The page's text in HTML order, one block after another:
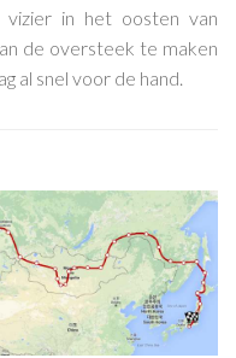
in het oosten van
de oversteek te maken
al snel voor de hand.